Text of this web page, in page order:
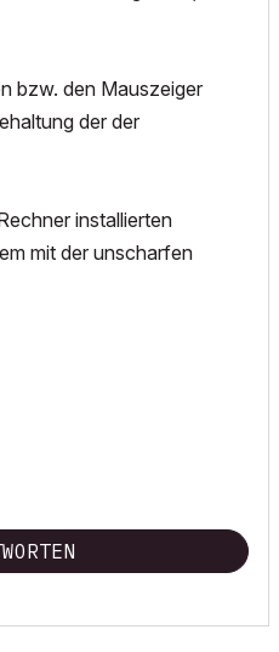
bzw. den Mauszeiger
der der
installierten
mit der unscharfen